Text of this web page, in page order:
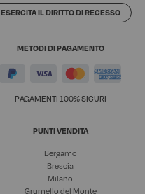
ESERCITA IL DIRITTO DI RECESSO
METODI DI PAGAMENTO
PAGAMENTI 100% SICURI
PUNTI VENDITA
Bergamo
Brescia
Milano
Grumello del Monte